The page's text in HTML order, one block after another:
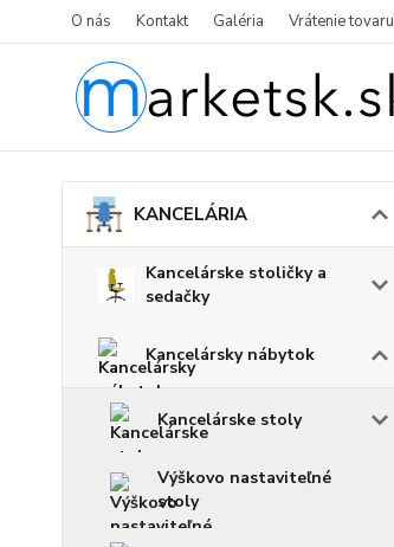
O nás Kontakt Galéria Vrátenie tovaru
KANCELÁRIA
Kancelárske stoličky a
sedačky
Kancelársky nábytok
Kancelárske stoly
Výškovo nastaviteľné
stoly